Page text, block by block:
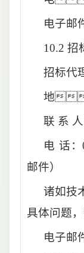
电子邮
10.2 招
招标代
地
联 系 人
电 话
邮件）
诸如技
具体问题
电子邮